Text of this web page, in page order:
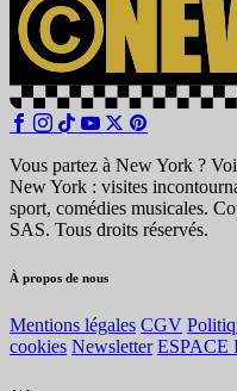
Vous partez à New York ?
New York : visites
sport, comédies musicales.
SAS. Tous droits réservés.
À propos de nous
Mentions légales CGV
cookies Newsletter ESPACE